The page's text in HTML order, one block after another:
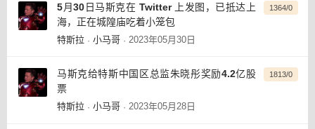
5月30日马斯克在 Twitter 上发图，已抵达上
海，正在城隍庙吃着小笼包
特斯拉 · 小马哥 · 2023年05月30日
1364/0
马斯克给特斯中国区总监朱晓彤奖励4.2亿股
票
特斯拉 · 小马哥 · 2023年05月28日
1813/0